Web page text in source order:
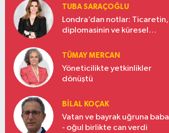
TUBA SARAÇOĞLU
Londra’dan notlar: Ticaretin,
diplomasinin ve küresel
Türkiye’nin yükselen gücü
TÜMAY MERCAN
Yöneticilikte yetkinlikler
dönüştü
BILAL KOÇAK
Vatan ve bayrak uğruna baba
- oğul birlikte can verdi